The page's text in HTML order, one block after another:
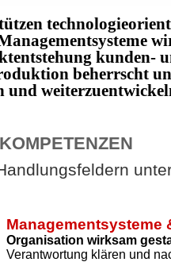
kunden-
beherrscht
und
Managementsysteme
Organisation wirksam
Verantwortung klären und